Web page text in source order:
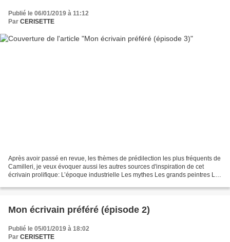
Publié le 06/01/2019 à 11:12
Par CERISETTE
Après avoir passé en revue, les thèmes de prédilection les plus fréquents de
Camilleri, je veux évoquer aussi les autres sources d'inspiration de cet
écrivain prolifique: L’époque industrielle Les mythes Les grands peintres Le
Mon écrivain préféré (épisode 2)
Publié le 05/01/2019 à 18:02
Par CERISETTE